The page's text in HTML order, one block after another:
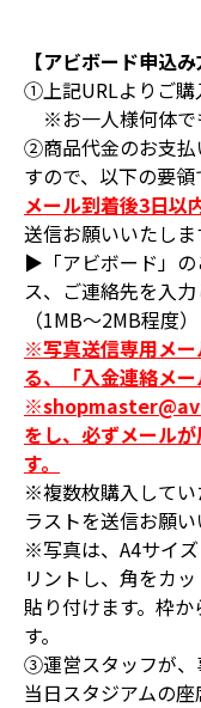
【アビボード申込み
①上記URLよりご購
※お一人様何体で
②商品代金のお支払
すので、以下の要領
メール到着後3日以
送信お願いいたしま
▶「アビボード」の
ス、ご連絡先を入
（1MB～2MB程度）
※写真送信専用メ
る、「入金連絡メー
をし、必ずメール
す。
※複数枚購入してい
ラストを送信お願い
※写真は、A4サイ
リントし、角をカ
貼り付けます。枠
す。
③運営スタッフが、
当日スタジアムの座